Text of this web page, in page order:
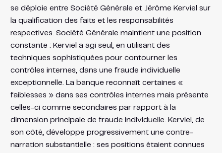
se déploie entre Société Générale et Jérôme Kerviel sur
la qualification des faits et les responsabilités
respectives. Société Générale maintient une position
constante : Kerviel a agi seul, en utilisant des
techniques sophistiquées pour contourner les
contrôles internes, dans une fraude individuelle
exceptionnelle. La banque reconnaît certaines «
faiblesses » dans ses contrôles internes mais présente
celles-ci comme secondaires par rapport à la
dimension principale de fraude individuelle. Kerviel, de
son côté, développe progressivement une contre-
narration substantielle : ses positions étaient connues